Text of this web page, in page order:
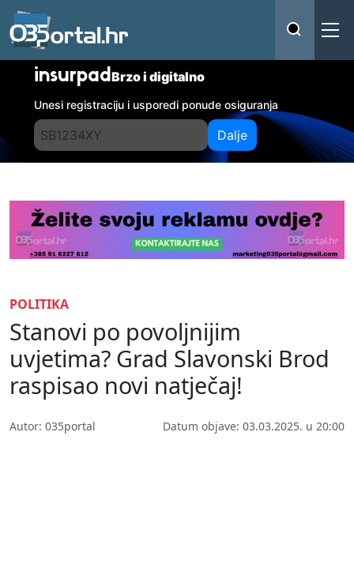
insurpadBrzo i digitalno
Unesi registraciju i usporedi ponude osiguranja
Dalje
POLITIKA
Stanovi po povoljnijim
uvjetima? Grad Slavonski Brod
raspisao novi natječaj!
Autor: 035portal Datum objave: 03.03.2025. u 20:00